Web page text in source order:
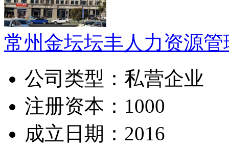
常州金坛坛丰人力资源
公司类型： 私营企业
注册资本： 1000
成立日期： 2016